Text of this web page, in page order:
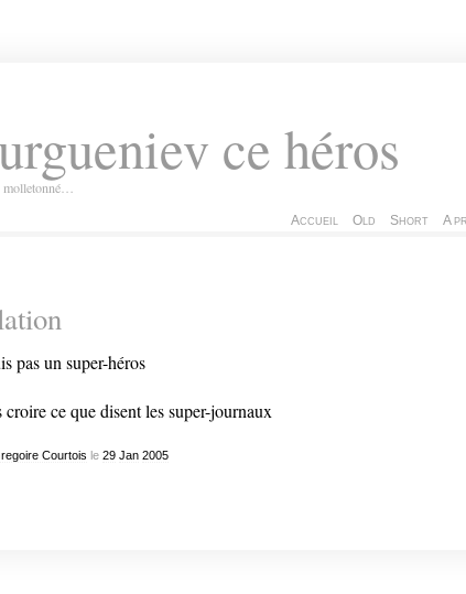
ce héros
Accueil Old Short A
pas un super-héros
croire ce que disent les super-journaux
Courtois le 29 Jan 2005